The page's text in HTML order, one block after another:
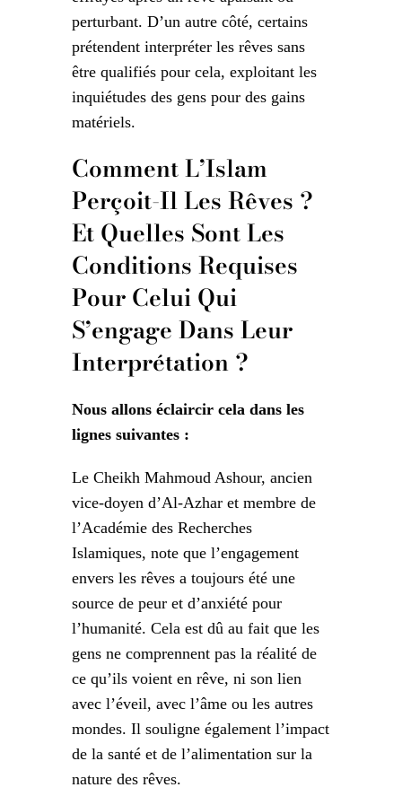
perturbant. D’un autre côté, certains
prétendent interpréter les rêves sans
être qualifiés pour cela, exploitant les
inquiétudes des gens pour des gains
matériels.
Comment L’Islam
Perçoit-Il Les Rêves ?
Et Quelles Sont Les
Conditions Requises
Pour Celui Qui
S’engage Dans Leur
Interprétation ?
Nous allons éclaircir cela dans les
lignes suivantes :
Le Cheikh Mahmoud Ashour, ancien
vice-doyen d’Al-Azhar et membre de
l’Académie des Recherches
Islamiques, note que l’engagement
envers les rêves a toujours été une
source de peur et d’anxiété pour
l’humanité. Cela est dû au fait que les
gens ne comprennent pas la réalité de
ce qu’ils voient en rêve, ni son lien
avec l’éveil, avec l’âme ou les autres
mondes. Il souligne également l’impact
de la santé et de l’alimentation sur la
nature des rêves.